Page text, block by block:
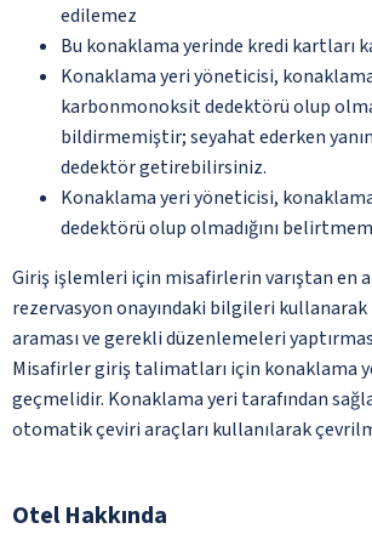
edilemez
Bu konaklama yerinde kredi kartları
Konaklama yeri yöneticisi,
karbonmonoksit dedektörü olup
bildirmemiştir; seyahat ederken
dedektör getirebilirsiniz.
Konaklama yeri yöneticisi,
dedektörü olup olmadığını
Giriş işlemleri için misafirlerin varıştan en
rezervasyon onayındaki bilgileri
araması ve gerekli düzenlemeleri
Misafirler giriş talimatları için konaklama
geçmelidir. Konaklama yeri tarafından
otomatik çeviri araçları kullanılarak
Otel Hakkında